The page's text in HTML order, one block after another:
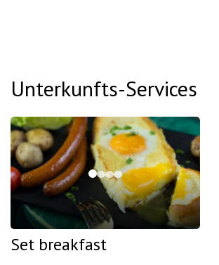
Unterkunfts-Services
Set breakfast